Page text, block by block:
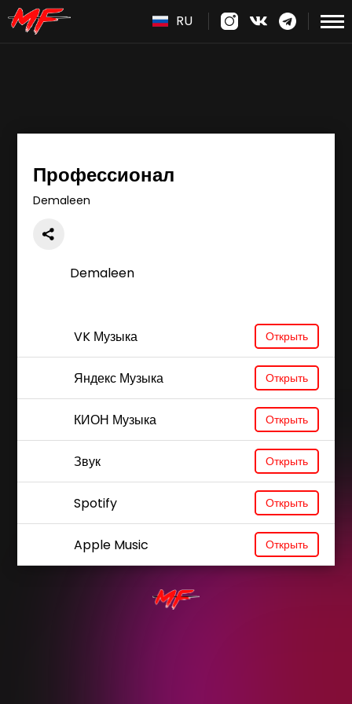
RU
Профессионал
Demaleen
Demaleen
VK Музыка Открыть
Яндекс Музыка Открыть
КИОН Музыка Открыть
Звук Открыть
Spotify Открыть
Apple Music Открыть